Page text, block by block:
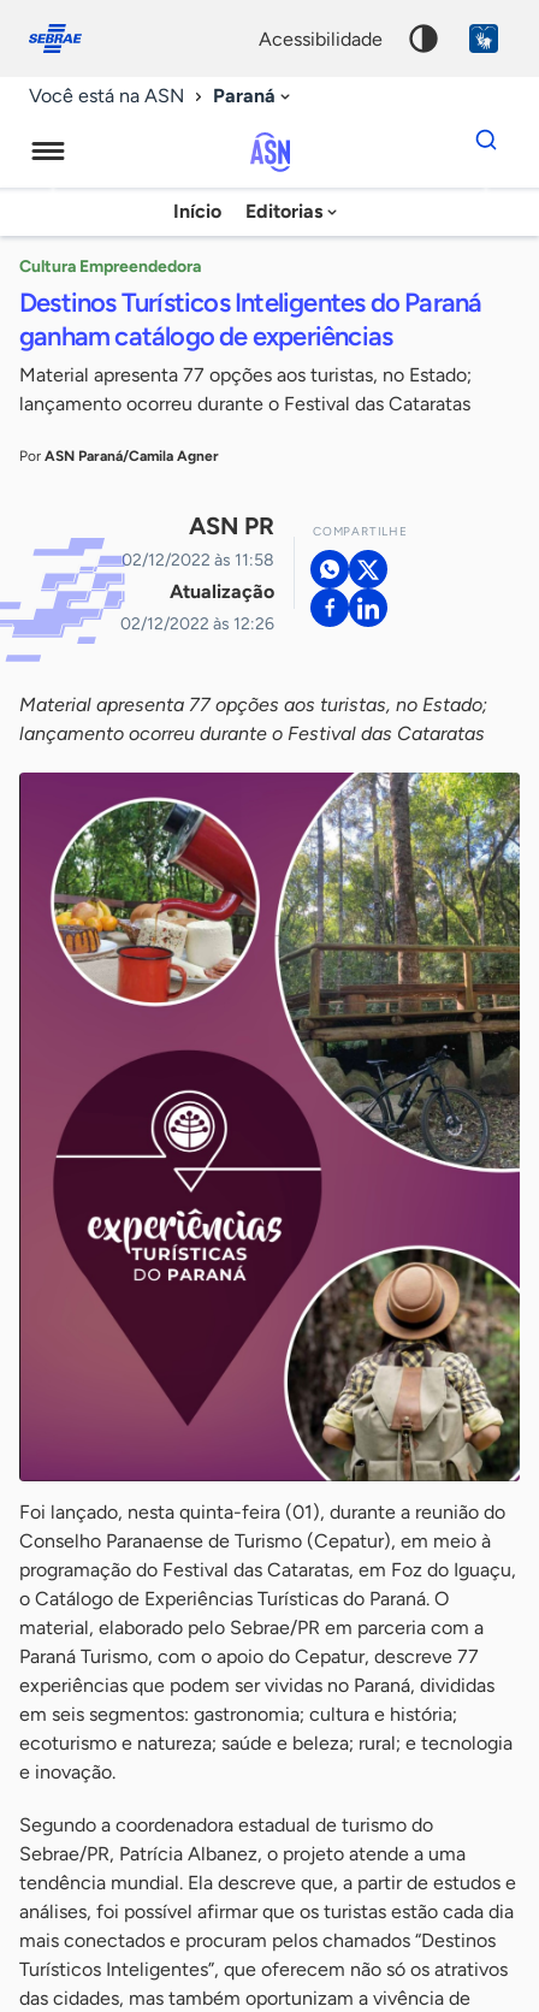
conosco
acessibilidade
Você está na ASN Paraná
Agência
Sebrae
Notícias
Início Editorias
Dados
para
chave
Cultura Empreendedora
Destinos Turísticos Inteligentes do Paraná
ganham catálogo de experiências
Material apresenta 77 opções aos turistas, no Estado;
lançamento ocorreu durante o Festival das Cataratas
Por ASN Paraná/Camila Agner
ASN PR
02/12/2022 às 11:58
Atualização
02/12/2022 às 12:26
COMPARTILHE
Material apresenta 77 opções aos turistas, no Estado;
lançamento ocorreu durante o Festival das Cataratas
Foi lançado, nesta quinta-feira (01), durante a reunião do
Conselho Paranaense de Turismo (Cepatur), em meio à
programação do Festival das Cataratas, em Foz do Iguaçu,
o Catálogo de Experiências Turísticas do Paraná. O
material, elaborado pelo Sebrae/PR em parceria com a
Paraná Turismo, com o apoio do Cepatur, descreve 77
experiências que podem ser vividas no Paraná, divididas
em seis segmentos: gastronomia; cultura e história;
ecoturismo e natureza; saúde e beleza; rural; e tecnologia
e inovação.
Segundo a coordenadora estadual de turismo do
Sebrae/PR, Patrícia Albanez, o projeto atende a uma
tendência mundial. Ela descreve que, a partir de estudos e
análises, foi possível afirmar que os turistas estão cada dia
mais conectados e procuram pelos chamados “Destinos
Turísticos Inteligentes”, que oferecem não só os atrativos
das cidades, mas também oportunizam a vivência de